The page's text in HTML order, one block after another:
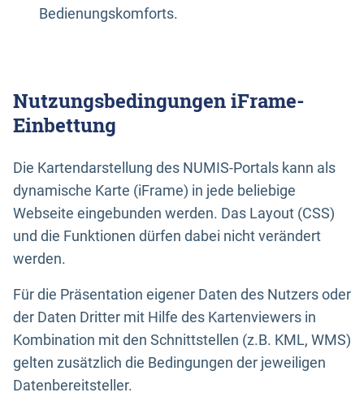
Bedienungskomforts.
Nutzungsbedingungen iFrame-
Einbettung
Die Kartendarstellung des NUMIS-Portals kann als
dynamische Karte (iFrame) in jede beliebige
Webseite eingebunden werden. Das Layout (CSS)
und die Funktionen dürfen dabei nicht verändert
werden.
Für die Präsentation eigener Daten des Nutzers oder
der Daten Dritter mit Hilfe des Kartenviewers in
Kombination mit den Schnittstellen (z.B. KML, WMS)
gelten zusätzlich die Bedingungen der jeweiligen
Datenbereitsteller.